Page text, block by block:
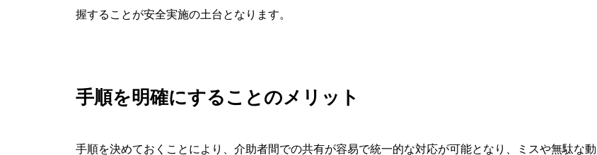
握することが安全実施の土台となります。
手順を明確にすることのメリット
手順を決めておくことにより、介助者間での共有が容易で統一的な対応が可能となり、ミスや無駄な動